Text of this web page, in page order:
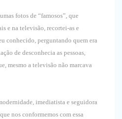
fotos de “famosos”, que
e na televisão, recortei-as e
conhecido, perguntando quem era
de desconhecia as pessoas,
mesmo a televisão não marcava
imediatista e seguidora
nos conformemos com essa